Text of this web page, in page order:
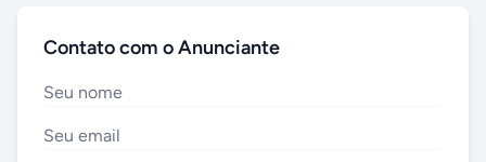
Contato com o Anunciante